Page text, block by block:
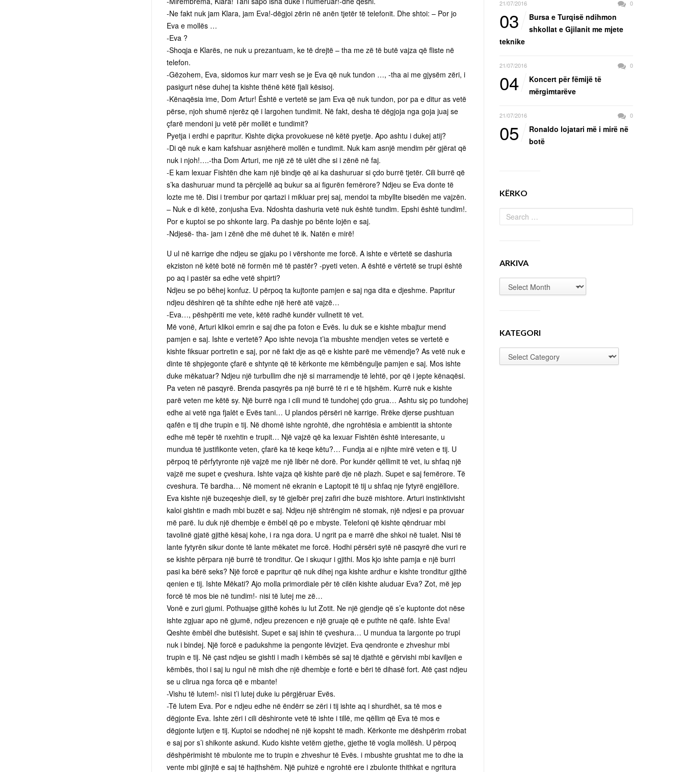
-Ne fakt nuk jam Klara, jam Eva!-dëgjoi zërin në anën tjetër të telefonit. Dhe shtoi: – Por jo
Eva e mollës …
-Eva ?
-Shoqja e Klarës, ne nuk u prezantuam, ke të drejtë – tha me zë të butë vajza që fliste në
telefon.
-Gëzohem, Eva, sidomos kur marr vesh se je Eva që nuk tundon …, -tha ai me gjysëm zëri, i
pasigurt nëse duhej ta kishte thënë këtë fjali kësisoj.
-Kënaqësia ime, Dom Artur! Është e vertetë se jam Eva që nuk tundon, por pa e ditur as vetë
përse, njoh shumë njerëz që i largohen tundimit. Në fakt, desha të dëgjoja nga goja juaj se
çfarë mendoni ju vetë për mollët e tundimit?
Pyetja i erdhi e papritur. Kishte diçka provokuese në këtë pyetje. Apo ashtu i dukej atij?
-Di që nuk e kam kafshuar asnjëherë mollën e tundimit. Nuk kam asnjë mendim për gjërat që
nuk i njoh!….-tha Dom Arturi, me një zë të ulët dhe si i zënë në faj.
-E kam lexuar Fishtën dhe kam një bindje që ai ka dashuruar si çdo burrë tjetër. Cili burrë që
s’ka dashuruar mund ta përcjellë aq bukur sa ai figurën femërore? Ndjeu se Eva donte të
lozte me të. Disi i trembur por qartazi i mikluar prej saj, mendoi ta mbyllte bisedën me vajzën.
– Nuk e di këtë, zonjusha Eva. Ndoshta dashuria vetë nuk është tundim. Epshi është tundim!.
Por e kuptoi se po shkonte larg. Pa dashje po bënte lojën e saj.
-Ndjesë- tha- jam i zënë dhe më duhet të ik. Natën e mirë!
U ul në karrige dhe ndjeu se gjaku po i vërshonte me forcë. A ishte e vërtetë se dashuria
ekziston në këtë botë në formën më të pastër? -pyeti veten. A është e vërtetë se trupi është
po aq i pastër sa edhe vetë shpirti?
Ndjeu se po bëhej konfuz. U përpoq ta kujtonte pamjen e saj nga dita e djeshme. Papritur
ndjeu dëshiren që ta shihte edhe një herë atë vajzë…
-Eva…, pëshpëriti me vete, këtë radhë kundër vullnetit të vet.
Më vonë, Arturi klikoi emrin e saj dhe pa foton e Evës. Iu duk se e kishte mbajtur mend
pamjen e saj. Ishte e vertetë? Apo ishte nevoja t’ia mbushte mendjen vetes se vertetë e
kishte fiksuar portretin e saj, por në fakt dje as që e kishte parë me vëmendje? As vetë nuk e
dinte të shpjegonte çfarë e shtynte që të kërkonte me këmbëngulje pamjen e saj. Mos ishte
duke mëkatuar? Ndjeu një turbullim dhe një si marramendje të lehtë, por që i jepte kënaqësi.
Pa veten në pasqyrë. Brenda pasqyrës pa një burrë të ri e të hijshëm. Kurrë nuk e kishte
parë veten me këtë sy. Një burrë nga i cili mund të tundohej çdo grua… Ashtu siç po tundohej
edhe ai vetë nga fjalët e Evës tani… U plandos përsëri në karrige. Rrëke djerse pushtuan
qafën e tij dhe trupin e tij. Në dhomë ishte ngrohtë, dhe ngrohtësia e ambientit ia shtonte
edhe më tepër të nxehtin e trupit… Një vajzë që ka lexuar Fishtën është interesante, u
mundua të justifikonte veten, çfarë ka të keqe këtu?… Fundja ai e njihte mirë veten e tij. U
përpoq të përfytyronte një vajzë me një libër në dorë. Por kundër qëllimit të vet, iu shfaq një
vajzë me supet e çveshura. Ishte vajza që kishte parë dje në plazh. Supet e saj femërore. Të
cveshura. Të bardha… Në moment në ekranin e Laptopit të tij u shfaq nje fytyrë engjëllore.
Eva kishte një buzeqeshje diell, sy të gjelbër prej zafiri dhe buzë mishtore. Arturi instinktivisht
kaloi gishtin e madh mbi buzët e saj. Ndjeu një shtrëngim në stomak, një ndjesi e pa provuar
më parë. Iu duk një dhembje e ëmbël që po e mbyste. Telefoni që kishte qëndruar mbi
tavolinë gjatë gjithë kësaj kohe, i ra nga dora. U ngrit pa e marrë dhe shkoi në tualet. Nisi të
lante fytyrën sikur donte të lante mëkatet me forcë. Hodhi përsëri sytë në pasqyrë dhe vuri re
se kishte përpara një burrë të tronditur. Qe i skuqur i gjithi. Mos kjo ishte pamja e një burri
pasi ka bërë seks? Një forcë e papritur që nuk dihej nga kishte ardhur e kishte tronditur gjithë
qenien e tij. Ishte Mëkati? Ajo molla primordiale për të cilën kishte aluduar Eva? Zot, më jep
forcë të mos bie në tundim!- nisi të lutej me zë…
Vonë e zuri gjumi. Pothuajse gjithë kohës iu lut Zotit. Ne një gjendje që s’e kuptonte dot nëse
ishte zgjuar apo në gjumë, ndjeu prezencen e një gruaje që e puthte në qafë. Ishte Eva!
Qeshte ëmbël dhe butësisht. Supet e saj ishin të çveshura… U mundua ta largonte po trupi
nuk i bindej. Një forcë e padukshme ia pengonte lëvizjet. Eva qendronte e zhveshur mbi
trupin e tij. Në çast ndjeu se gishti i madh i këmbës së saj të djathtë e gërvishi mbi kaviljen e
këmbës, thoi i saj iu ngul në mish dhe një dhembje e fortë e bëri të dihasë fort. Atë çast ndjeu
se u clirua nga forca që e mbante!
-Vishu të lutem!- nisi t’i lutej duke iu përgjëruar Evës.
-Të lutem Eva. Por e ndjeu edhe në ëndërr se zëri i tij ishte aq i shurdhët, sa të mos e
dëgjonte Eva. Ishte zëri i cili dëshironte vetë të ishte i tillë, me qëllim që Eva të mos e
dëgjonte lutjen e tij. Kuptoi se ndodhej në një kopsht të madh. Kërkonte me dëshpërim rrobat
e saj por s’i shikonte askund. Kudo kishte vetëm gjethe, gjethe të vogla mollësh. U përpoq
dëshpërimisht të mbulonte me to trupin e zhveshur të Evës. i mbushte grushtat me to dhe ia
vente mbi gjinjtë e saj të hajthshëm. Një puhizë e ngrohtë ere i zbulonte thithkat e ngritura
21/07/2016 0
03
Bursa e Turqisë ndihmon
shkollat e Gjilanit me mjete
teknike
21/07/2016 0
04
Koncert për fëmijë të
mërgimtarëve
21/07/2016 0
05
Ronaldo lojatari më i mirë në
botë
KËRKO
ARKIVA
KATEGORI